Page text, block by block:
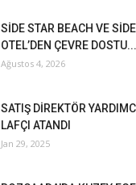
SİDE STAR BEACH VE
OTEL’DEN ÇEVRE DOSTU...
Ağustos 4, 2026
SATIŞ DİREKTÖR
LAFÇI ATANDI
Jan 29, 2025